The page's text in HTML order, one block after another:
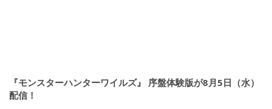
『モンスターハンターワイルズ』 序盤体験版が8月5日（水）
配信！